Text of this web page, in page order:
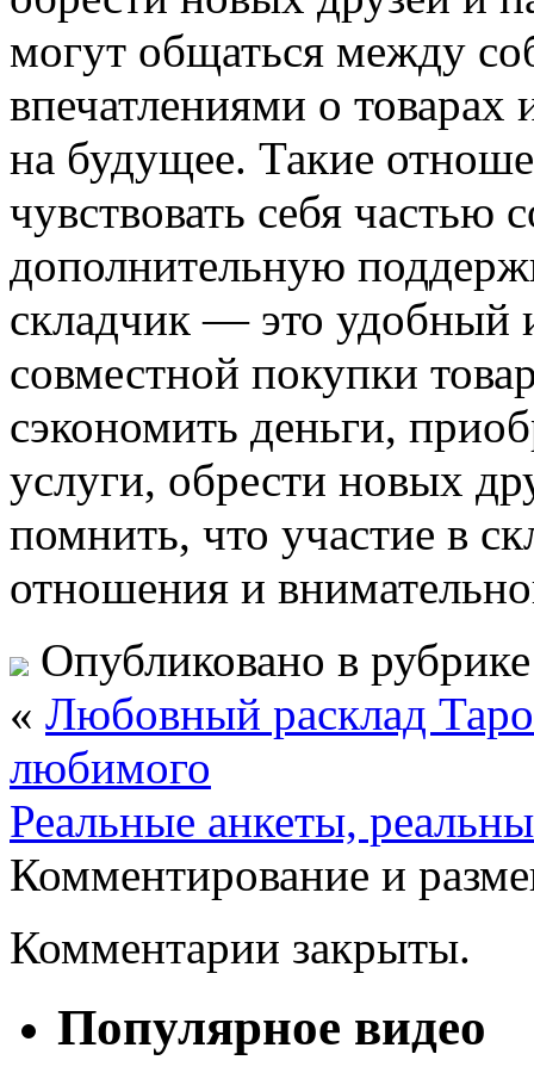
могут общаться между
впечатлениями о
на будущее. Такие
чувствовать себя частью
дополнительную
складчик — это удобный
совместной покупки
сэкономить деньги,
услуги, обрести новых
помнить, что участие в
отношения и
Опубликовано в
« Любовный расклад
любимого
Реальные анкеты,
Комментирование и
Комментарии закрыты.
Популярное видео